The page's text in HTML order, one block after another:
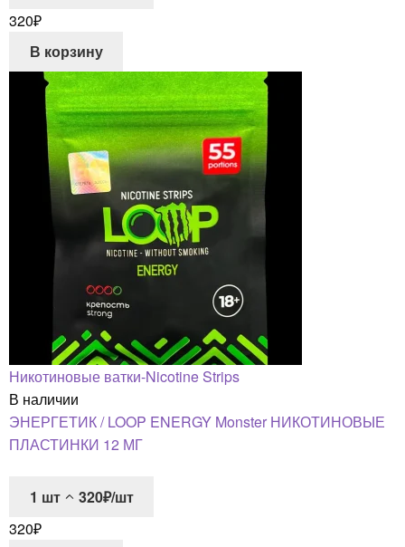
320₽
В корзину
Никотиновые ватки-Nicotine Strips
В наличии
ЭНЕРГЕТИК / LOOP ENERGY Monster НИКОТИНОВЫЕ
ПЛАСТИНКИ 12 МГ
1 шт
320₽/шт
320₽